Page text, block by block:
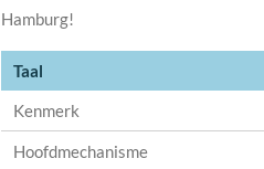
Hamburg!
Taal
Kenmerk
Hoofdmechanisme